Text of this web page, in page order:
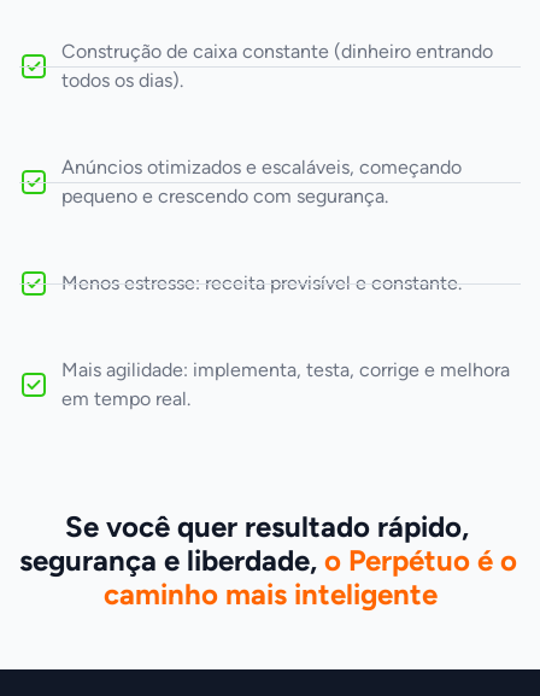
Construção de caixa constante (dinheiro entrando
todos os dias).
Anúncios otimizados e escaláveis, começando
pequeno e crescendo com segurança.
Menos estresse: receita previsível e constante.
Mais agilidade: implementa, testa, corrige e melhora
em tempo real.
Se você quer resultado rápido,
segurança e liberdade, o Perpétuo é o
caminho mais inteligente